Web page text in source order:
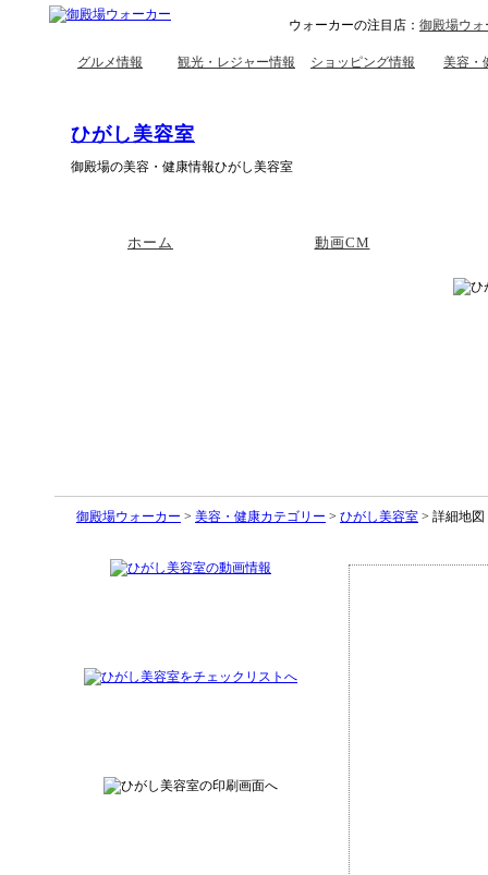
ウォーカーの注目店： 御殿場ウ
グルメ情報 観光・レジャー情報 ショッピング情報 美容・
ひがし美容室
御殿場の美容・健康情報ひがし美容室
ホーム 動画CM
御殿場ウォーカー > 美容・健康カテゴリー > ひがし美容室 > 詳細地図